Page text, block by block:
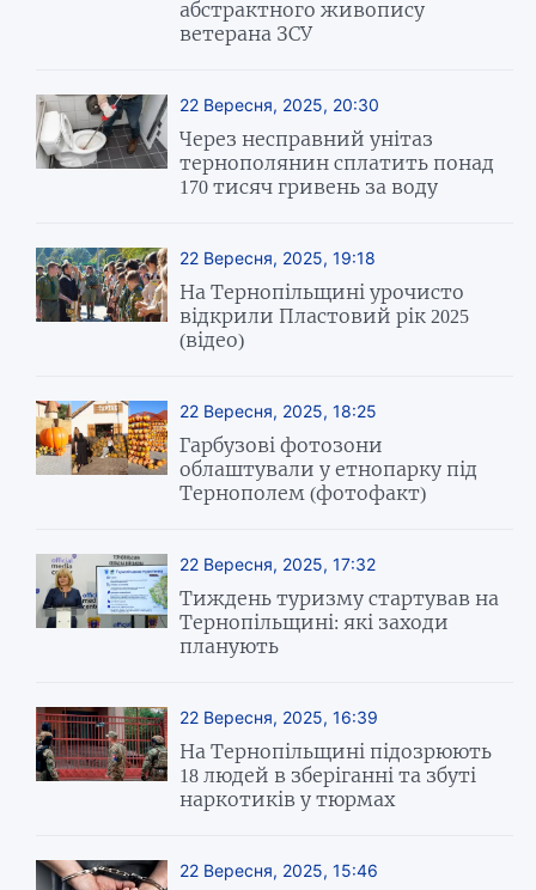
абстрактного живопису
ветерана ЗСУ
22 Вересня, 2025, 20:30
Через несправний унітаз
тернополянин сплатить понад
170 тисяч гривень за воду
22 Вересня, 2025, 19:18
На Тернопільщині урочисто
відкрили Пластовий рік 2025
(відео)
22 Вересня, 2025, 18:25
Гарбузові фотозони
облаштували у етнопарку під
Тернополем (фотофакт)
22 Вересня, 2025, 17:32
Тиждень туризму стартував на
Тернопільщині: які заходи
планують
22 Вересня, 2025, 16:39
На Тернопільщині підозрюють
18 людей в зберіганні та збуті
наркотиків у тюрмах
22 Вересня, 2025, 15:46